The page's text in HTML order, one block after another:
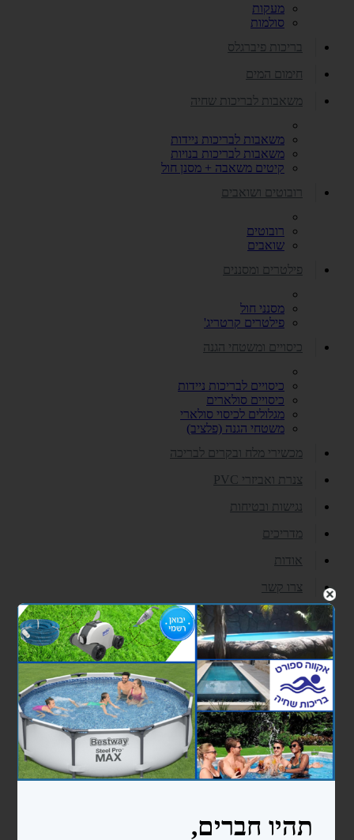
מעקות
סולמות
בריכות פיברגלס
חימום המים
משאבות לבריכות שחיה
משאבות לבריכות ניידות
משאבות לבריכות בנויות
קיטים משאבה + מסנן חול
רובוטים ושואבים
רובוטים
שואבים
פילטרים ומסננים
מסנני חול
פילטרים קרטריג'
כיסויים ומשטחי הגנה
כיסויים לבריכות ניידות
כיסויים סולארים
מגלולים לכיסוי סולארי
משטחי הגנה (פלציב)
מכשירי מלח ובקרים לבריכה
צנרת ואביזרי PVC
נגישות ובטיחות
מדריכים
אודות
צרו קשר
עוד...
בריכות ניידות bestway
בריכות מלבניות
בריכות עגולות
בריכות אובליות
בריכות פוליאתילן
בריכה 2.4X4.5X1.5
בריכה 3X6X1.5
כימיקלים ואביזרי ניקיון לבריכה
סולמות ומעקות